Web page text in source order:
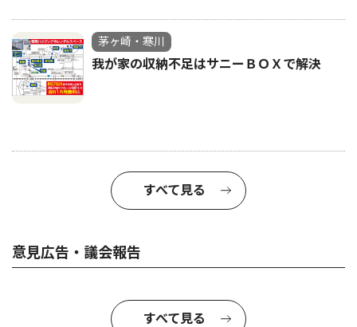
茅ヶ崎・寒川
我が家の収納不足はサニーＢＯＸで解決
すべて見る
意見広告・議会報告
すべて見る